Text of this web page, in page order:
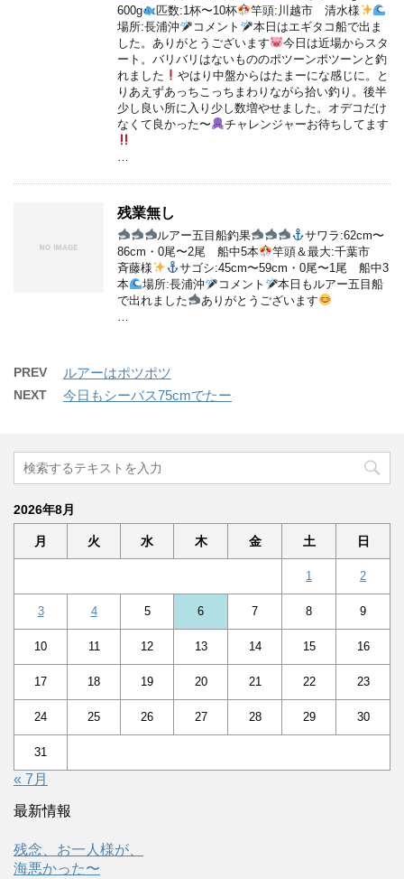
600g
匹数:1杯〜10杯
竿頭:川越市 清水様
場所:長浦沖
コメント
本日はエギタコ船で出ま
した。ありがとうございます
今日は近場からスタ
ート。バリバリはないもののポツーンポツーンと釣
れました
やはり中盤からはたまーにな感じに。と
りあえずあっちこっちまわりながら拾い釣り。後半
少し良い所に入り少し数増やせました。オデコだけ
なくて良かった〜
チャレンジャーお待ちしてます
…
残業無し
ルアー五目船釣果
サワラ:62cm〜
86cm・0尾〜2尾 船中5本
竿頭＆最大:千葉市
斉藤様
サゴシ:45cm〜59cm・0尾〜1尾 船中3
本
場所:長浦沖 コメント
本日もルアー五目船
で出れました
ありがとうございます
…
PREV ルアーはポツポツ
NEXT 今日もシーバス75cmでたー
2026年8月
月 火 水 木 金 土 日
1 2
3 4 5 6 7 8 9
10 11 12 13 14 15 16
17 18 19 20 21 22 23
24 25 26 27 28 29 30
31
« 7月
最新情報
残念、お一人様が、
海悪かった〜